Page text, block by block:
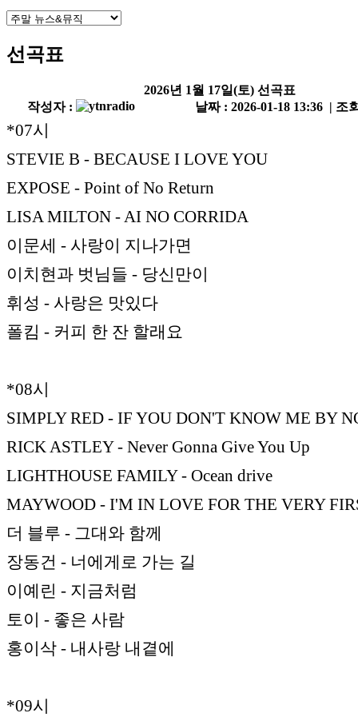
선곡표
2026년 1월 17일(토) 선곡표
작성자 :
날짜 : 2026-01-18 13:36 | 조
*07시
STEVIE B - BECAUSE I LOVE YOU
EXPOSE - Point of No Return
LISA MILTON - AI NO CORRIDA
이문세 - 사랑이 지나가면
이치현과 벗님들 - 당신만이
휘성 - 사랑은 맛있다
폴킴 - 커피 한 잔 할래요
*08시
SIMPLY RED - IF YOU DON'T KNOW ME BY
RICK ASTLEY - Never Gonna Give You Up
LIGHTHOUSE FAMILY - Ocean drive
MAYWOOD - I'M IN LOVE FOR THE VERY
더 블루 - 그대와 함께
장동건 - 너에게로 가는 길
이예린 - 지금처럼
토이 - 좋은 사람
홍이삭 - 내사랑 내곁에
*09시